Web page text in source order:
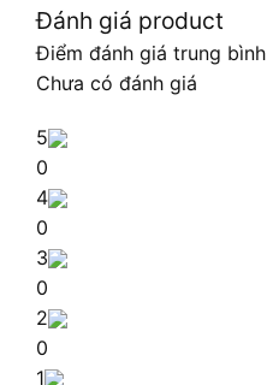
Đánh giá product
Điểm đánh giá trung bình
Chưa có đánh giá
5
0
4
0
3
0
2
0
1